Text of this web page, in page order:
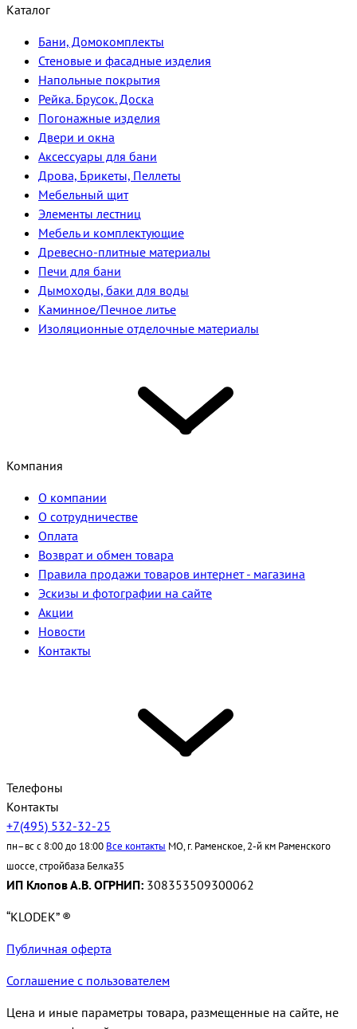
Каталог
Бани, Домокомплекты
Стеновые и фасадные изделия
Напольные покрытия
Рейка. Брусок. Доска
Погонажные изделия
Двери и окна
Аксессуары для бани
Дрова, Брикеты, Пеллеты
Мебельный щит
Элементы лестниц
Мебель и комплектующие
Древесно-плитные материалы
Печи для бани
Дымоходы, баки для воды
Каминное/Печное литье
Изоляционные отделочные материалы
Компания
О компании
О сотрудничестве
Оплата
Возврат и обмен товара
Правила продажи товаров интернет - магазина
Эскизы и фотографии на сайте
Акции
Новости
Контакты
Телефоны
Контакты
+7(495) 532-32-25
пн–вс с 8:00 до 18:00 Все контакты МО, г. Раменское, 2-й км Раменского
шоссе, стройбаза Белка35
ИП Клопов А.В. ОГРНИП: 308353509300062
“KLODEK” ®
Публичная оферта
Соглашение с пользователем
Цена и иные параметры товара, размещенные на сайте, не